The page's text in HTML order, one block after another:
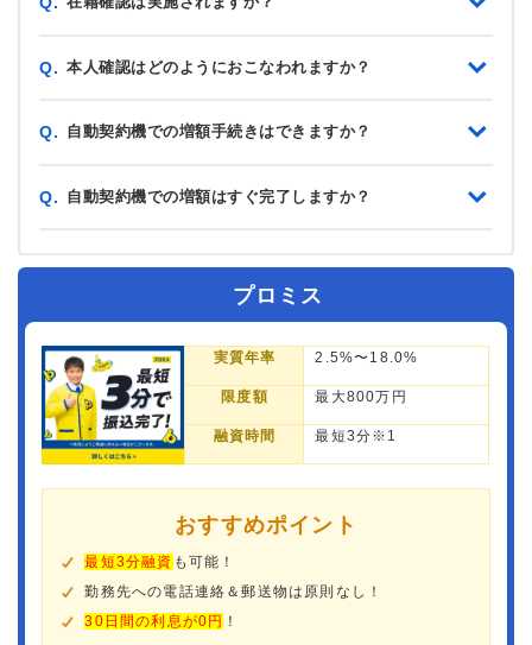
Q. 本人確認はどのようにおこなわれますか？
Q. 自動契約機での増額手続きはできますか？
Q. 自動契約機での増額はすぐ完了しますか？
プロミス
実質年率 2.5%〜18.0%
限度額 最大800万円
融資時間 最短3分※1
おすすめポイント
最短3分融資 も可能！
勤務先への電話連絡＆郵送物は原則なし！
30日間の利息が0円 ！